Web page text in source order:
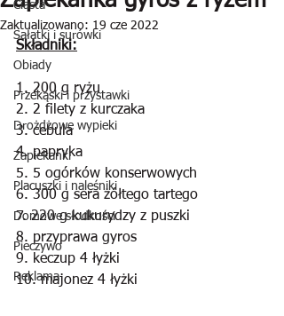
Ciasta
Sałatki i surówki
Obiady
Przekąski i przystawki
Drożdżowe wypieki
Zapiekanki
Placuszki i naleśniki
Domowe słodkości
Pieczywo
Reklama
Zaktualizowano: 19 cze 2022
Składniki:
1. 200 g ryżu
2. 2 filety z kurczaka
3. cebula
4. papryka
5. 5 ogórków konserwowych
6. 300 g sera żółtego tartego
7. 220 g kukurydzy z puszki
8. przyprawa gyros
9. keczup 4 łyżki
10. majonez 4 łyżki